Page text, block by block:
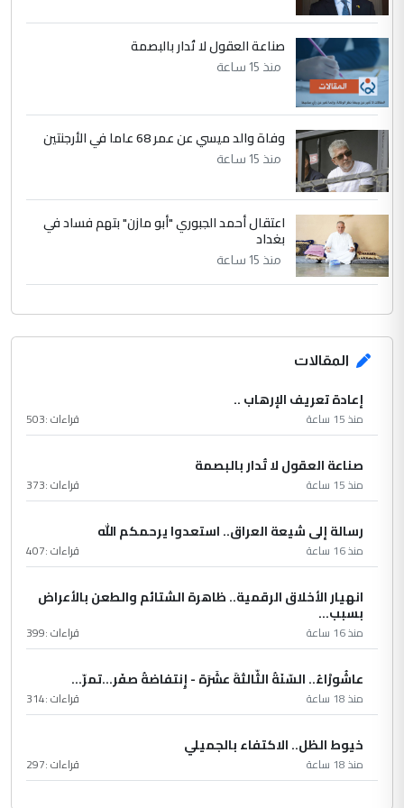
صناعة العقول لا تُدار بالبصمة
منذ 15 ساعة
وفاة والد ميسي عن عمر 68 عاما في الأرجنتين
منذ 15 ساعة
اعتقال أحمد الجبوري "أبو مازن" بتهم فساد في
بغداد
منذ 15 ساعة
المقالات
إعادة تعريف الإرهاب ..
منذ 15 ساعة قراءات :503
صناعة العقول لا تُدار بالبصمة
منذ 15 ساعة قراءات :373
رسالة إلى شيعة العراق.. استعدوا يرحمكم الله
منذ 16 ساعة قراءات :407
انهيار الأخلاق الرقمية.. ظاهرة الشتائم والطعن بالأعراض
بسبب...
منذ 16 ساعة قراءات :399
عاشُورْاءُ.. السّنَةُ الثّالثةَ عشَرَة - إِنتفاضةُ صفَر…تمرّ...
منذ 18 ساعة قراءات :314
خيوط الظل.. الاكتفاء بالجميلي
منذ 18 ساعة قراءات :297